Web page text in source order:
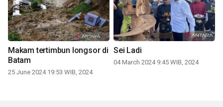
Makam tertimbun longsor di
Batam
25 June 2024 19:53 WIB, 2024
Sei Ladi
04 March 2024 9:45 WIB, 2024